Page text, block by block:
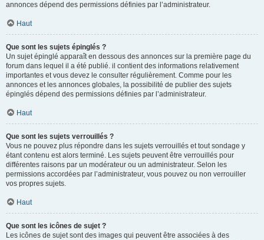
annonces dépend des permissions définies par l’administrateur.
Haut
Que sont les sujets épinglés ?
Un sujet épinglé apparaît en dessous des annonces sur la première page du
forum dans lequel il a été publié. il contient des informations relativement
importantes et vous devez le consulter régulièrement. Comme pour les
annonces et les annonces globales, la possibilité de publier des sujets
épinglés dépend des permissions définies par l’administrateur.
Haut
Que sont les sujets verrouillés ?
Vous ne pouvez plus répondre dans les sujets verrouillés et tout sondage y
étant contenu est alors terminé. Les sujets peuvent être verrouillés pour
différentes raisons par un modérateur ou un administrateur. Selon les
permissions accordées par l’administrateur, vous pouvez ou non verrouiller
vos propres sujets.
Haut
Que sont les icônes de sujet ?
Les icônes de sujet sont des images qui peuvent être associées à des